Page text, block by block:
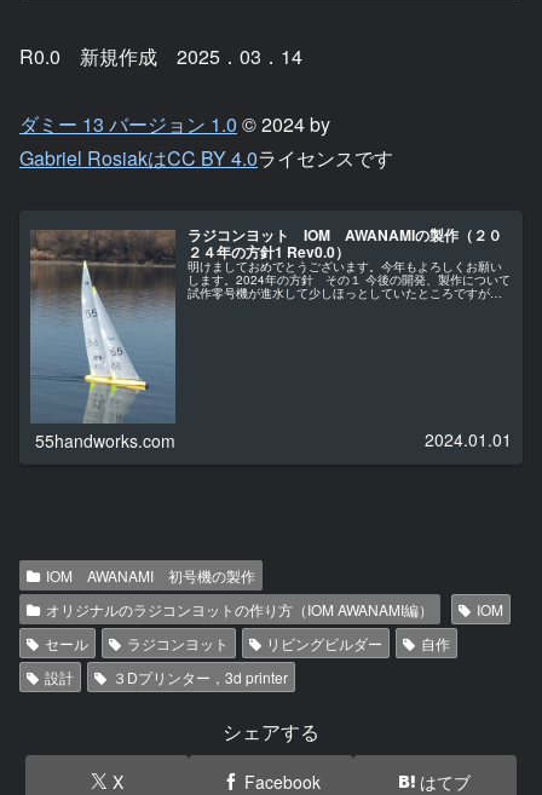
R0.0 新規作成 2025．03．14
ダミー 13 バージョン 1.0 © 2024 by
Gabriel RosiakはCC BY 4.0ライセンスです
ラジコンヨット IOM AWANAMIの製作（２０
２４年の方針1 Rev0.0）
明けましておめでとうございます。今年もよろしくお願い
します。2024年の方針 その１ 今後の開発、製作について
試作零号機が進水して少しほっとしていたところですがあ
くまで試作艇なので・・・。まずは初号機を検討していき
55handworks.com 2024.01.01
IOM AWANAMI 初号機の製作
オリジナルのラジコンヨットの作り方（IOM AWANAMI編）
IOM
セール
ラジコンヨット リビングビルダー
自作
設計
３Dプリンター，3d printer
シェアする
X Facebook はてブ